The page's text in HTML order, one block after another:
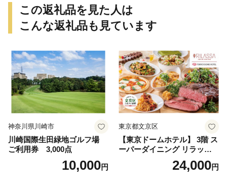
県 小牧市 送料無料
この返礼品を見た人は
こんな返礼品も見ています
神奈川県川崎市
川崎国際生田緑地ゴルフ場
ご利用券 3,000点
10,000円
東京都文京区
【東京ドームホテル】 3階 ス
ーパーダイニング リラッサ
ランチブッフェ お食事券 大
人1名様分 関東 東京 ご利用
24,000円